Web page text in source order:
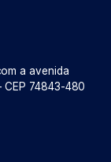
a avenida
CEP 74843-480